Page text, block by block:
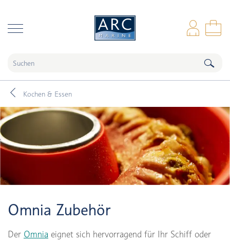
Kochen & Essen
Omnia Zubehör
Der Omnia eignet sich hervorragend für Ihr Schiff oder